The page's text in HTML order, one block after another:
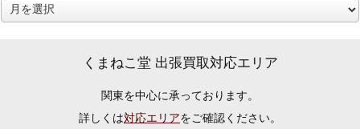
くまねこ堂 出張買取対応エリア
関東を中心に承っております。
詳しくは対応エリアをご確認ください。